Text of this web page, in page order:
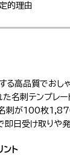
的理由
高品質でおしゃ
た名刺テンプレ
刺が100枚
日受け取りや発
ント